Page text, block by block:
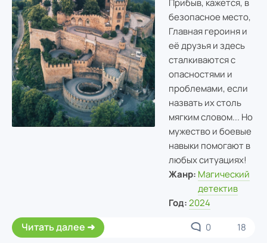
Прибыв, кажется, в
безопасное место,
Главная героиня и
её друзья и здесь
сталкиваются с
опасностями и
проблемами, если
назвать их столь
мягким словом... Но
мужество и боевые
навыки помогают в
любых ситуациях!
Жанр: Магический
детектив
Год: 2024
Читать далее 0 18